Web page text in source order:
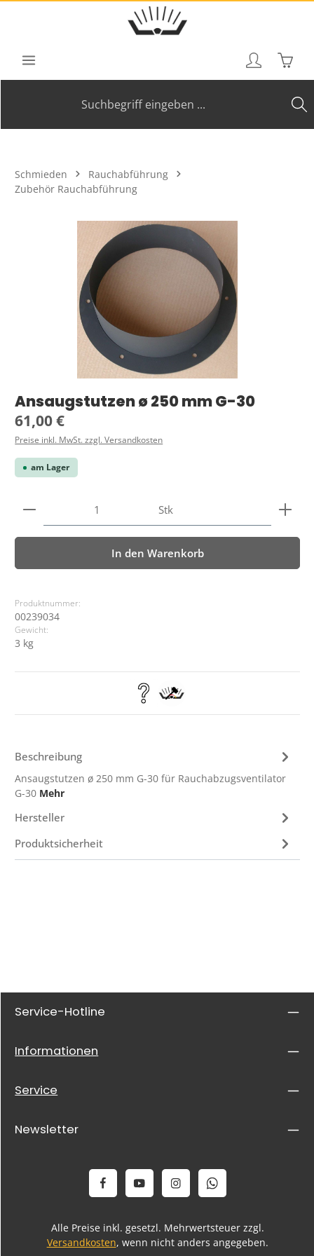
Zum Hauptinhalt springen
Schmieden
Rauchabführung
Zubehör Rauchabführung
Bildergalerie überspringen
Ansaugstutzen ø 250 mm G-30
Regulärer Preis:
61,00 €
Preise inkl. MwSt. zzgl. Versandkosten
am Lager
Produkt Anzahl: Gib den gewünschten Wert ein
Stk
In den Warenkorb
Produktnummer:
00239034
Gewicht:
3 kg
Beschreibung
Ansaugstutzen ø 250 mm G-30 für Rauchabzugsventilator
G-30 Mehr
Hersteller
Produktsicherheit
Service-Hotline
Informationen
Service
Newsletter
Alle Preise inkl. gesetzl. Mehrwertsteuer zzgl.
Versandkosten, wenn nicht anders angegeben.